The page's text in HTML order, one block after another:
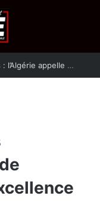
Protection de la ville sainte d’El-Qods : l’Algérie appelle à une action collective